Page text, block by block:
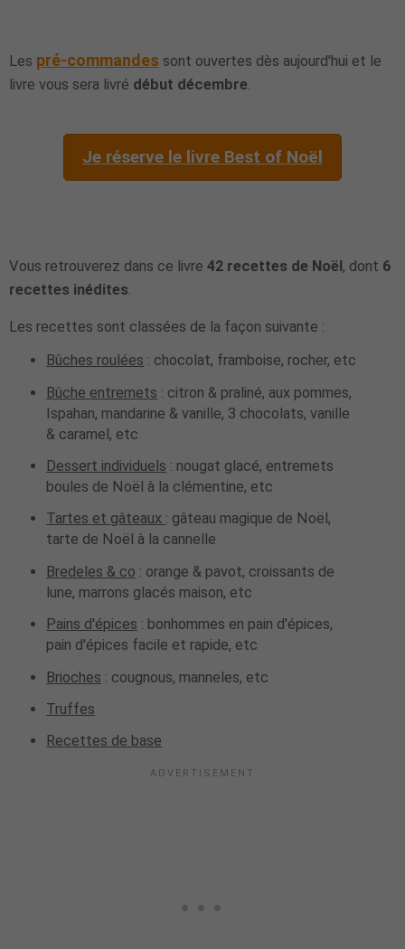
Les pré-commandes sont ouvertes dès aujourd'hui et le
livre vous sera livré début décembre.
Je réserve le livre Best of Noël
Vous retrouverez dans ce livre 42 recettes de Noël, dont 6
recettes inédites.
Les recettes sont classées de la façon suivante :
Bûches roulées : chocolat, framboise, rocher, etc
Bûche entremets : citron & praliné, aux pommes,
Ispahan, mandarine & vanille, 3 chocolats, vanille
& caramel, etc
Dessert individuels : nougat glacé, entremets
boules de Noël à la clémentine, etc
Tartes et gâteaux : gâteau magique de Noël,
tarte de Noël à la cannelle
Bredeles & co : orange & pavot, croissants de
lune, marrons glacés maison, etc
Pains d'épices : bonhommes en pain d'épices,
pain d'épices facile et rapide, etc
Brioches : cougnous, manneles, etc
Truffes
Recettes de base